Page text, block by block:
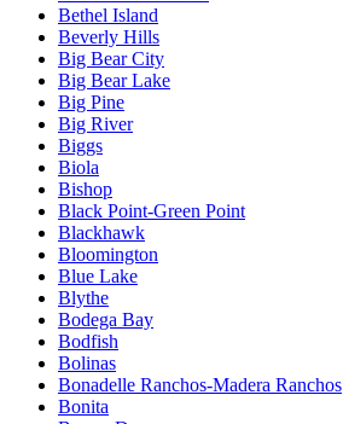
Bethel Island
Beverly Hills
Big Bear City
Big Bear Lake
Big Pine
Big River
Biggs
Biola
Bishop
Black Point-Green Point
Blackhawk
Bloomington
Blue Lake
Blythe
Bodega Bay
Bodfish
Bolinas
Bonadelle Ranchos-Madera Ranchos
Bonita